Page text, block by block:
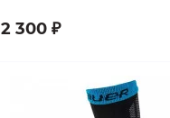
2 300 ₽